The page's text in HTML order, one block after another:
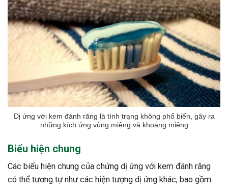
Dị ứng với kem đánh răng là tình trạng không phổ biến, gây ra
những kích ứng vùng miệng và khoang miệng
Biểu hiện chung
Các biểu hiện chung của chứng dị ứng với kem đánh răng
có thể tương tự như các hiện tượng dị ứng khác, bao gồm: